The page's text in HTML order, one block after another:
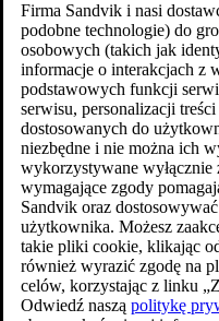
Firma Sandvik i nasi
podobne technologie) do
osobowych (takich jak
informacje o interakcjach z
podstawowych funkcji
serwisu, personalizacji
dostosowanych do
niezbędne i nie można ich
wykorzystywane
wymagające zgody
Sandvik oraz
użytkownika. Możesz
takie pliki cookie, klikając
również wyrazić zgodę na
celów, korzystając z linku
Odwiedź naszą politykę